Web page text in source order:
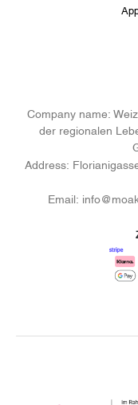
Company name:
der regionalen
Address:
Email: